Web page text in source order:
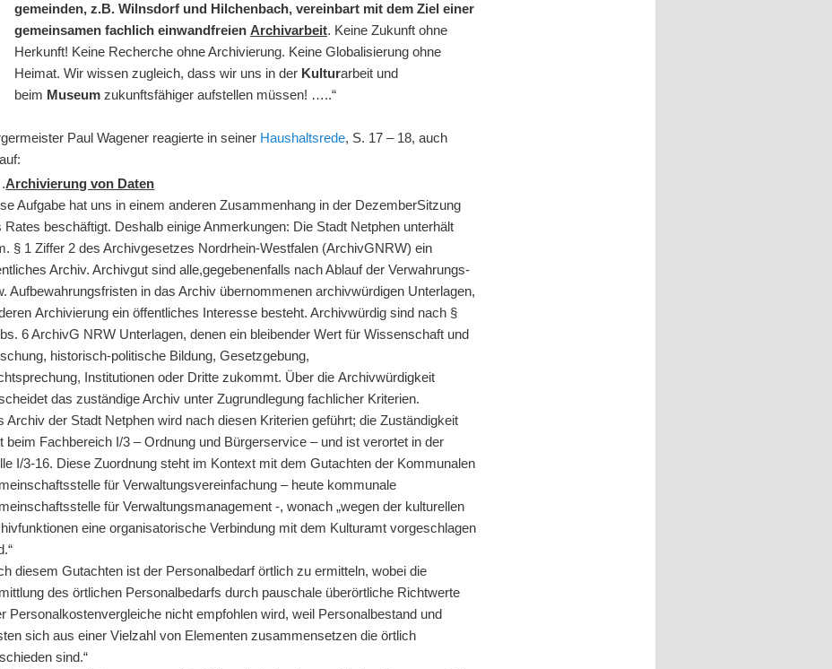
gemeinden, z.B. Wilnsdorf und Hilchenbach, vereinbart mit dem Ziel einer
gemeinsamen fachlich einwandfreien Archivarbeit. Keine Zukunft ohne
Herkunft! Keine Recherche ohne Archivierung. Keine Globalisierung ohne
Heimat. Wir wissen zugleich, dass wir uns in der Kulturarbeit und
beim Museum zukunftsfähiger aufstellen müssen! …..“
Paul Wagener reagierte in seiner Haushaltsrede, S. 17 – 18, auch
Archivierung von Daten
Aufgabe hat uns in einem anderen Zusammenhang in der DezemberSitzung
Rates beschäftigt. Deshalb einige Anmerkungen: Die Stadt Netphen unterhält
§ 1 Ziffer 2 des Archivgesetzes Nordrhein-Westfalen (ArchivGNRW) ein
Archiv. Archivgut sind alle,gegebenenfalls nach Ablauf der Verwahrungs-
Aufbewahrungsfristen in das Archiv übernommenen archivwürdigen Unterlagen,
Archivierung ein öffentliches Interesse besteht. Archivwürdig sind nach §
6 ArchivG NRW Unterlagen, denen ein bleibender Wert für Wissenschaft und
historisch-politische Bildung, Gesetzgebung,
Institutionen oder Dritte zukommt. Über die Archivwürdigkeit
das zuständige Archiv unter Zugrundlegung fachlicher Kriterien.
Archiv der Stadt Netphen wird nach diesen Kriterien geführt; die Zuständigkeit
beim Fachbereich I/3 – Ordnung und Bürgerservice – und ist verortet in der
I/3-16. Diese Zuordnung steht im Kontext mit dem Gutachten der Kommunalen
für Verwaltungsvereinfachung – heute kommunale
für Verwaltungsmanagement -, wonach „wegen der kulturellen
eine organisatorische Verbindung mit dem Kulturamt vorgeschlagen
diesem Gutachten ist der Personalbedarf örtlich zu ermitteln, wobei die
des örtlichen Personalbedarfs durch pauschale überörtliche Richtwerte
Personalkostenvergleiche nicht empfohlen wird, weil Personalbestand und
sich aus einer Vielzahl von Elementen zusammensetzen die örtlich
sind.“